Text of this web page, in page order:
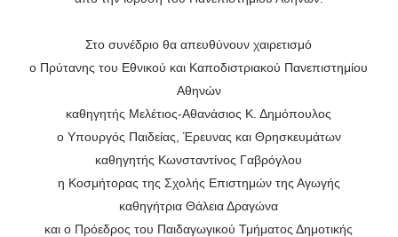
Στο συνέδριο θα απευθύνουν χαιρετισμό
ο Πρύτανης του Εθνικού και Καποδιστριακού Πανεπιστημίου
Αθηνών
καθηγητής Μελέτιος-Αθανάσιος Κ. Δημόπουλος
ο Υπουργός Παιδείας, Έρευνας και Θρησκευμάτων
καθηγητής Κωνσταντίνος Γαβρόγλου
η Κοσμήτορας της Σχολής Επιστημών της Αγωγής
καθηγήτρια Θάλεια Δραγώνα
και ο Πρόεδρος του Παιδαγωγικού Τμήματος Δημοτικής